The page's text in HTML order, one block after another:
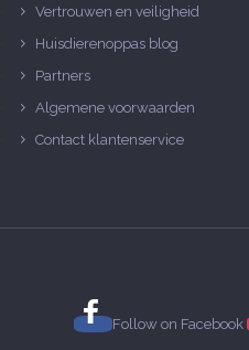
Vertrouwen en veiligheid
Huisdierenoppas blog
Partners
Algemene voorwaarden
Contact klantenservice
Follow on Facebook